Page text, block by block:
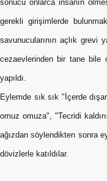
sonucu onlarca insanın
gerekli girişimlerde
savunucularının açlık grevi
cezaevlerinden bir tane bile
yapıldı.
Eylemde sık sık "İçerde
omuz omuza", "Tecridi
ağızdan söylendikten sonra
dövizlerle katıldılar.